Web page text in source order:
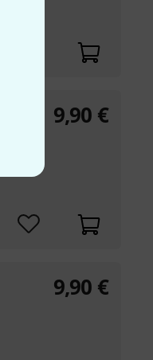
9,90 €
9,90 €